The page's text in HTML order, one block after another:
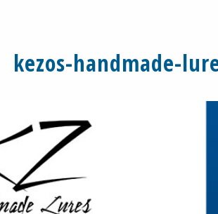
kezos-handmade-